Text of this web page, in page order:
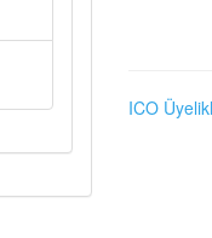
ICO